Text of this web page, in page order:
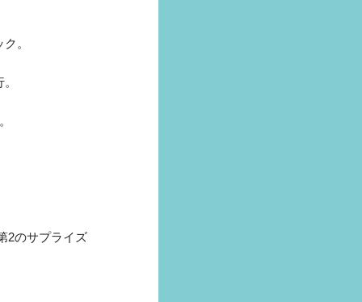
。
2のサプライズ